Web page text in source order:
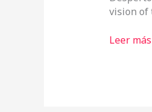
vision of
Leer